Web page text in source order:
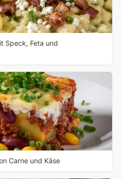
Speck, Feta und
Carne und Käse